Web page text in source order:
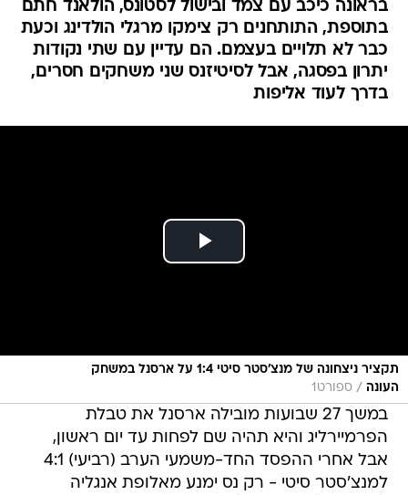
בראונה כיכב עם צמד ובישול לסטונס, הולאנד חתם
בתוספת, התותחנים רק צימקו מרגלי הולדינג וכעת
כבר לא תלויים בעצמם. הם עדיין עם שתי נקודות
יתרון בפסגה, אבל לסיטיזנס שני משחקים חסרים,
בדרך לעוד אליפות
תקציר ניצחונה של מנצ'סטר סיטי 1:4 על ארסנל במשחק
העונה / ספורט1
במשך 27 שבועות מובילה ארסנל את טבלת
הפרמיירליג והיא תהיה שם לפחות עד יום ראשון,
אבל אחרי ההפסד החד-משמעי הערב (רביעי) 4:1
למנצ'סטר סיטי - רק נס ימנע מאלופת אנגליה